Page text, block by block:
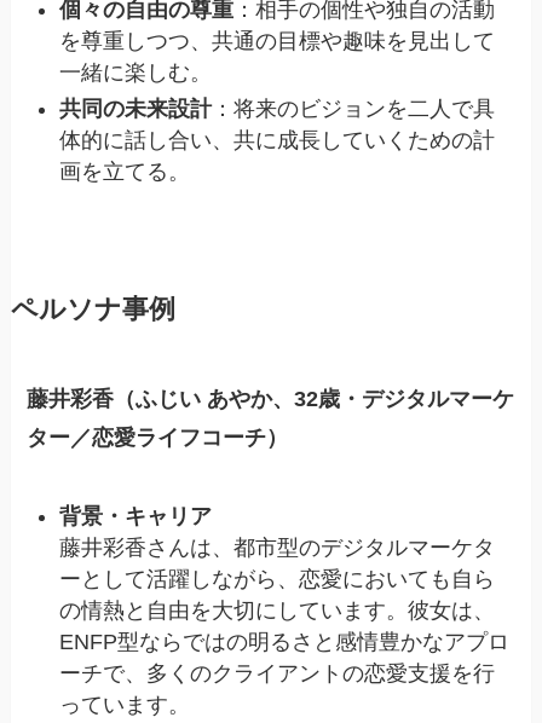
個々の自由の尊重 ：相手の個性や独自の活動
を尊重しつつ、共通の目標や趣味を見出して
一緒に楽しむ。
共同の未来設計：将来のビジョンを二人で具
体的に話し合い、共に成長していくための計
画を立てる。
ペルソナ事例
藤井彩香（ふじい あやか、32歳・デジタルマーケ
ター／恋愛ライフコーチ）
背景・キャリア
藤井彩香さんは、都市型のデジタルマーケタ
ーとして活躍しながら、恋愛においても自ら
の情熱と自由を大切にしています。彼女は、
ENFP型ならではの明るさと感情豊かなアプロ
ーチで、多くのクライアントの恋愛支援を行
っています。